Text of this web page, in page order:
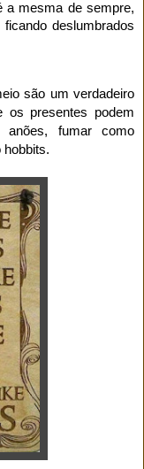
a mesma de sempre,
deslumbrados
são um verdadeiro
os presentes podem
anões, fumar como
hobbits.